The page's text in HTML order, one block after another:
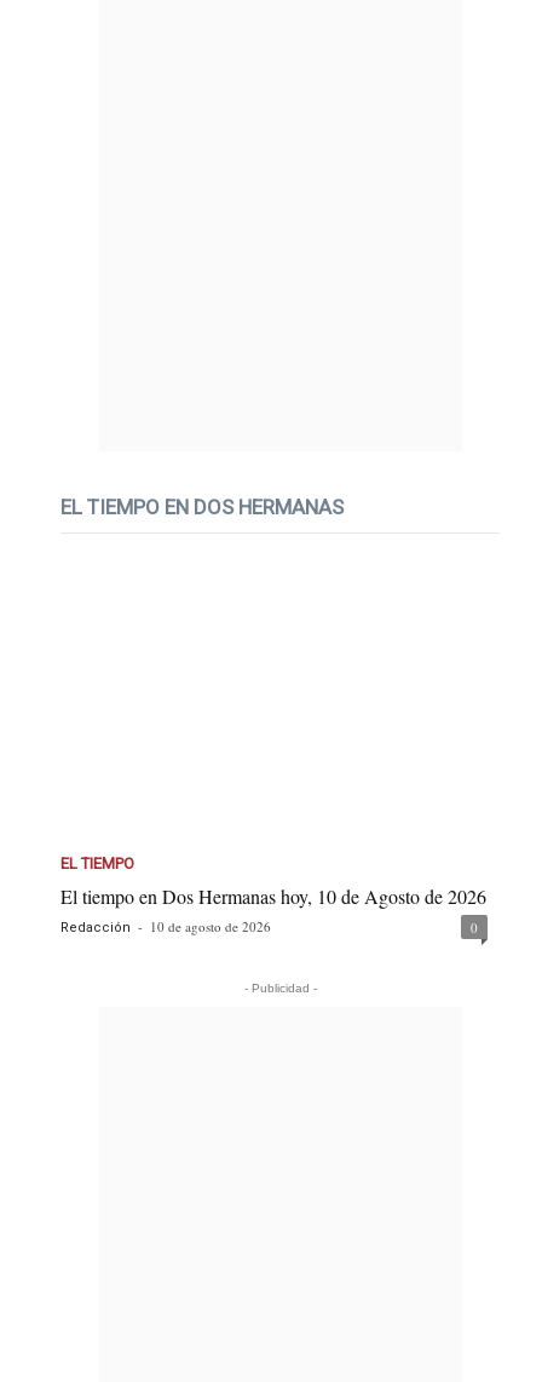
EL TIEMPO EN DOS HERMANAS
EL TIEMPO
El tiempo en Dos Hermanas hoy, 10 de Agosto de 2026
Redacción - 10 de agosto de 2026 0
- Publicidad -